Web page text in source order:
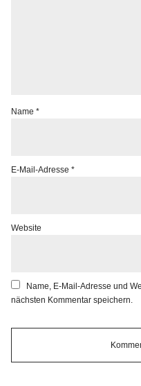
Name*
E-Mail-Adresse*
Website
Name, E-Mail-Adresse und
nächsten Kommentar speichern.